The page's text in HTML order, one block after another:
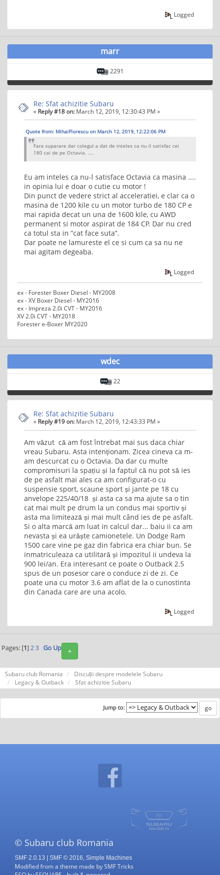
Logged
marr
2291
Re: Sfat achizitie Subaru
« Reply #18 on: March 12, 2019, 12:30:43 PM »
Quote from: MihaiFlorescu on March 12, 2019, 12:22:06 PM
Fara suparare dar colegul a dat de inteles ca nu il satisfac cei
180 cai de pe Octavia. ....
Eu am inteles ca nu-l satisface Octavia ca masina ....
in opinia lui e doar o cutie cu motor !
Din punct de vedere strict al acceleratiei, e clar ca o
masina de 1200 kile cu un motor turbo de 180 CP e
mai rapida decat un una de 1600 kile, cu AWD
permanent si motor aspirat de 184 CP. Dar nu cred
ca totul sta in ”cat face suta”.
Dar poate ne lamureste el ce si cum ca sa nu ne
mai agitam degeaba.
Logged
ex - Forester Boxer Diesel - MY2008
ex - XV Boxer Diesel - MY2016
ex - Impreza 2.0i CVT - MY2016
XV 2.0i CVT - MY2018
Forester e-Boxer MY2020
wdec
22
Re: Sfat achizitie Subaru
« Reply #19 on: March 12, 2019, 12:43:33 PM »
Am văzut că am fost întrebat mai sus daca chiar
vreau Subaru. Asta intenționam. Zicea cineva ca m-
am descurcat cu o Octavia. Da dar cu multe
compromisuri la spațiu și la faptul că nu pot să ies
de pe asfalt mai ales ca am configurat-o cu
suspensie sport, scaune sport și jante pe 18 cu
anvelope 225/40/18 și asta ca sa ma ajute sa o tin
cat mai mult pe drum la un condus mai sportiv și
asta ma limitează și mai mult când ies de pe asfalt.
Si o alta marcă am luat in calcul dar... baiu ii ca am
nevasta și ea urăște camionetele. Un Dodge Ram
1500 care vine pe gaz din fabrica era chiar bun. Se
inmatriculeaza ca utilitară și impozitul ii undeva la
900 lei/an. Era interesant ce poate o Outback 2.5
spus de un posesor care o conduce zi de zi. Ce
poate una cu motor 3.6 am aflat de la o cunostinta
din Canada care are una acolo.
Logged
+
Pages: [1]2 3 Go Up
Subaru club Romania
Discuții despre modelele Subaru
Legacy & Outback
Sfat achizitie Subaru
Jump to:
© Subaru club Romania
SMF 2.0.13 | SMF © 2016 Simple Machines
Modified from a theme made bySMF Tricks